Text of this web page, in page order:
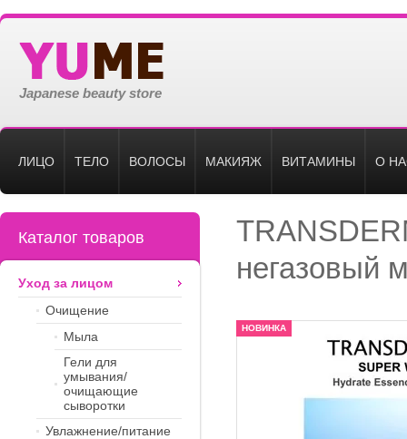
Japanese beauty store
ЛИЦО ТЕЛО ВОЛОСЫ МАКИЯЖ ВИТАМИНЫ О
негазовый
НОВИНКА
Каталог товаров
Уход за лицом
Очищение
Мыла
Гели для
умывания/
очищающие
сыворотки
Увлажнение/питание